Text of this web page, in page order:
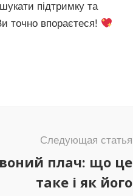
підтримку та
точно впораєтеся!
Следующая статья
плач: що це
таке і як його